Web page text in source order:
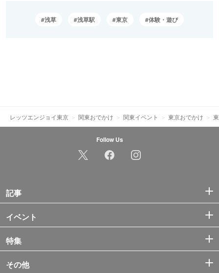
浅草 浅草駅 東京 体験・遊び
レッツエンジョイ東京 関東おでかけ 関東イベント 東京おでかけ
Follow Us
記事
イベント
特集
その他